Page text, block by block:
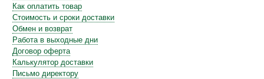
Как оплатить товар
Стоимость и сроки доставки
Обмен и возврат
Работа в выходные дни
Договор оферта
Калькулятор доставки
Письмо директору